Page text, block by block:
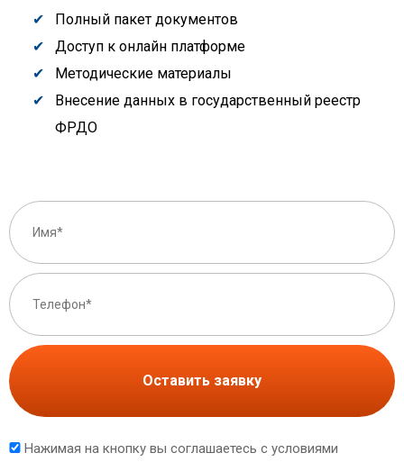
Полный пакет документов
Доступ к онлайн платформе
Методические материалы
Внесение данных в государственный реестр
ФРДО
Оставить заявку
Нажимая на кнопку вы соглашаетесь с условиями